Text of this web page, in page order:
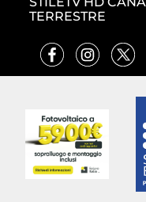
TERRESTRE